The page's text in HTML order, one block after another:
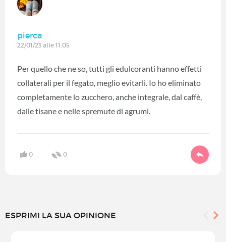
pierca
22/01/23 alle 11:05
Per quello che ne so, tutti gli edulcoranti hanno effetti
collaterali per il fegato, meglio evitarli. Io ho eliminato
completamente lo zucchero, anche integrale, dal caffè,
dalle tisane e nelle spremute di agrumi.
0 0
ESPRIMI LA SUA OPINIONE